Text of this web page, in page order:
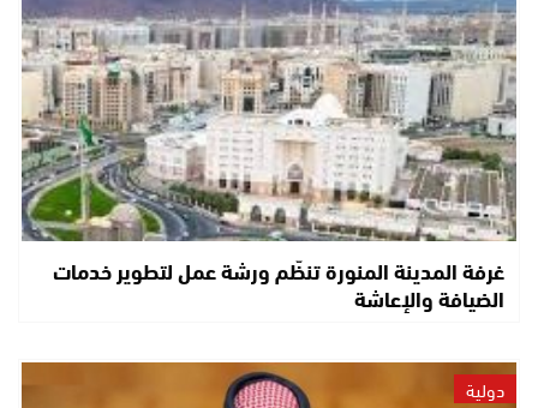
غرفة المدينة المنورة تنظّم ورشة عمل لتطوير خدمات
الضيافة والإعاشة
دولية